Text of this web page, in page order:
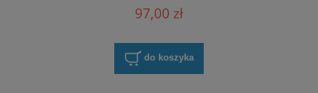
97,00 zł
do koszyka